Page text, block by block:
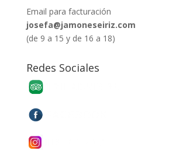
Email para facturación
josefa@jamoneseiriz.com
(de 9 a 15 y de 16 a 18)
Redes Sociales